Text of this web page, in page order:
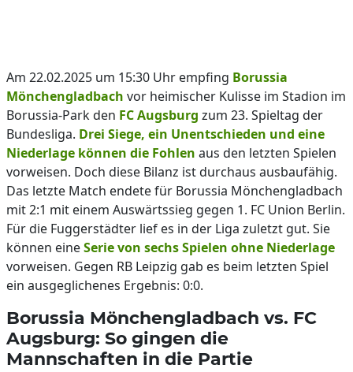
Am 22.02.2025 um 15:30 Uhr empfing Borussia
Mönchengladbach vor heimischer Kulisse im Stadion im
Borussia-Park den FC Augsburg zum 23. Spieltag der
Bundesliga. Drei Siege, ein Unentschieden und eine
Niederlage können die Fohlen aus den letzten Spielen
vorweisen. Doch diese Bilanz ist durchaus ausbaufähig.
Das letzte Match endete für Borussia Mönchengladbach
mit 2:1 mit einem Auswärtssieg gegen 1. FC Union Berlin.
Für die Fuggerstädter lief es in der Liga zuletzt gut. Sie
können eineSerie von sechs Spielen ohne Niederlage
vorweisen. Gegen RB Leipzig gab es beim letzten Spiel
ein ausgeglichenes Ergebnis: 0:0.
Borussia Mönchengladbach vs. FC
Augsburg: So gingen die
Mannschaften in die Partie